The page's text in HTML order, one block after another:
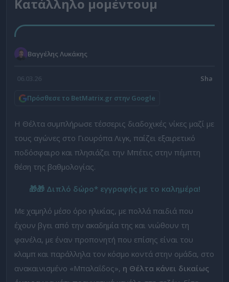
Κατάλληλο μομέντουμ
Βαγγέλης Λυκάκης
06.03.26
Πρόσθεσε το BetMatrix.gr στην Google
Η Θέλτα συμπλήρωσε τέσσερις διαδοχικές νίκες μαζί με
τους αγώνες στο Γιουρόπα Λιγκ, παίζει εξαιρετικό
ποδόσφαιρο και πλησιάζει την Μπέτις στην πέμπτη
θέση της βαθμολογίας.
🎁🎁 Διπλό δώρο* εγγραφής με το καλημέρα!
Με χαμηλό μέσο όρο ηλικίας, με πολλά παιδιά που
έχουν βγει από την ακαδημία της και νιώθουν τη
φανέλα, με έναν προπονητή που επίσης είναι του
κλαμπ και παράλληλα τον κόσμο κοντά στην ομάδα, στο
ανακαινισμένο «Μπαλαΐδος», η Θέλτα κάνει δικαίως